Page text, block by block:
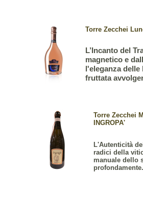
Torre Zecchei
L’Incanto del
magnetico e
l'eleganza
fruttata
Torre Zecchei
INGROPA'
L'Autenticità
radici della
manuale dello